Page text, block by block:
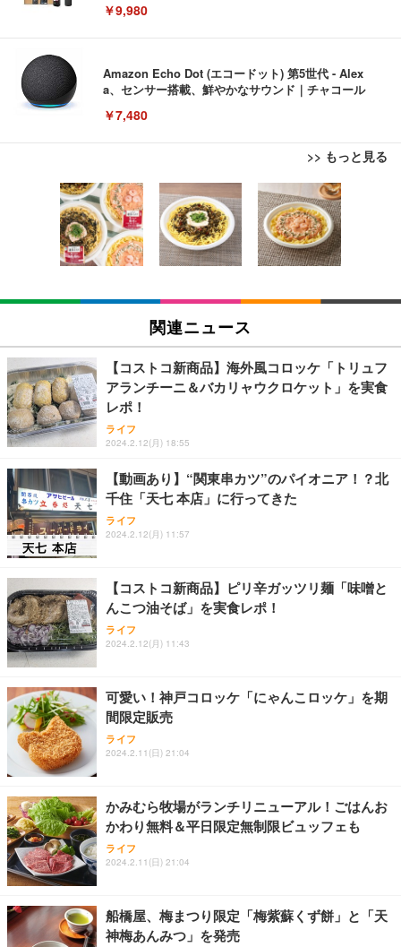
￥9,980
Amazon Echo Dot (エコードット) 第5世代 - Alex
a、センサー搭載、鮮やかなサウンド｜チャコール
￥7,480
>> もっと見る
[EdoErgo] オフィスチェア 椅子 テレワーク 疲れな
い 跳ね上げ式アームレスト コンパクト 約105度ロッ
キング pc 事務椅子 360度回転 座面昇降 強化ナイロ
ン樹脂ベース 通気性メッシュ 在宅ワーク H-WY01
(黒網+黒枠+黒足)
￥5,699
SIHOO B100 オフィスチェア／デスクチェア メッシ
ュチェア 人間工学 疲れない ブラック
￥27,999
Sezlife オフィスチェア デスクチェア 疲れない テレ
ワーク チェア 強化バックレスト 30度ロッキング機
能 人間工学 椅子 腰サポート 90度跳ね上げ式アーム
レスト 3Dヘッドレスト ハンガー付き 高反発クッシ
務用 おしゃれ パソコンチェア (ブラック)
Sezlife オフィスチェア デスクチェア 疲れない テレ
ワーク チェア 強化バックレスト 30度ロッキング機
能 人間工学 椅子 腰サポート 90度跳ね上げ式アーム
務用 おしゃれ パソコンチェア (ホワイト)
ANDWINT オフィスチェア デスクチェア 肘なし メ
ッシュ 通気性 ランバーサポート付き 腰サポート ガ
ス圧無段階昇降 360度回転 キャスター付き コンパク
EIZO ビジネス向けプレミアムモニター | FlexScan
EV3240X-WT | 31.5型4K UHD・USB Type-C・ホワ
イト
￥105,595
EIZO ビジネス向けプレミアムモニター | FlexScan
【純正品】27"ゲーミングモニター DualSense 充電
フック付き（CFI-ZDM1J）
￥49,979
【整備済み品】Dell E2724HS 27インチ 液晶モニタ
ー フルHD（1920×1080）VA 非光沢 HDMI/DisplayP
ort/VGA スピーカー内蔵 高さ調整 スイベル VESA対
【MiniLED/24.5inch/280Hz/FHD】GRAPHT THE S
HOOTER Gaming Monitor 24” Essential ゲーミン
グモニター QD 24.5インチ 1ms FHD 量子ドット 残
Amazonベーシック ペットシーツ 薄型 レギュラー 1
回使い捨て 無香料 ホワイト 300枚
￥3,373
Amazonベーシック ペットシーツ 厚型 ワイド 42枚
x2袋(84枚) ホワイト(吸収面:ライトブルー)
￥3,234
ネオ・ルーライフ ネオ・オムツ L 中型犬用 26枚入
り 単品
￥1,800
Smart Basic(スマートベーシック) 【Amazon.co.jp
限定】 Smart Basic アイリスオーヤマ ペットシーツ
超厚型 お徳用 ワイド 100枚入 (x 1) (ケース販売)
アイリスオーヤマ ペットシーツ 超厚型 お徳用 レギ
ュラー 200枚入【Amazon.co.jp限定】
関連ニュース
【コストコ新商品】海外風コロッケ「トリュフ
アランチーニ＆バカリャウクロケット」を実食
レポ！
ライフ
2024.2.12(月) 18:55
【動画あり】“関東串カツ”のパイオニア！？北
千住「天七 本店」に行ってきた
ライフ
2024.2.12(月) 11:57
【コストコ新商品】ピリ辛ガッツリ麺「味噌と
んこつ油そば」を実食レポ！
ライフ
2024.2.12(月) 11:43
可愛い！神戸コロッケ「にゃんこロッケ」を期
間限定販売
ライフ
2024.2.11(日) 21:04
かみむら牧場がランチリニューアル！ごはんお
かわり無料＆平日限定無制限ビュッフェも
ライフ
2024.2.11(日) 21:04
船橋屋、梅まつり限定「梅紫蘇くず餅」と「天
神梅あんみつ」を発売